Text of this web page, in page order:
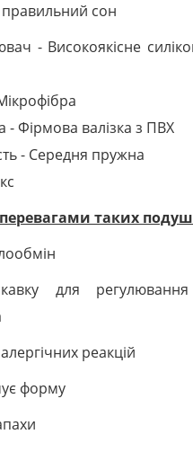
сон
- Високоякісне
- Фірмова валізка з ПВХ
- Середня пружна
таких
для регулювання
реакцій
форму